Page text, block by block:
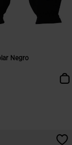
Negro
5 de valoración de